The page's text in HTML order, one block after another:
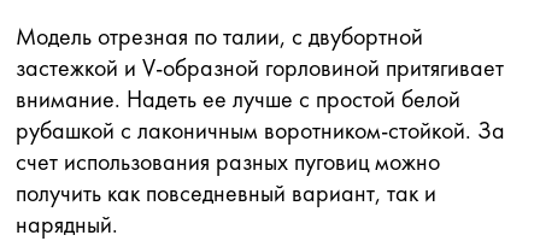
Модель отрезная по талии, с двубортной
застежкой и V-образной горловиной притягивает
внимание. Надеть ее лучше с простой белой
рубашкой с лаконичным воротником-стойкой. За
счет использования разных пуговиц можно
получить как повседневный вариант, так и
нарядный.